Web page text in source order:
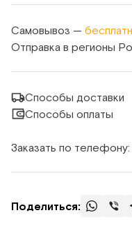
Самовывоз —
Отправка в регионы
Способы доставки
Способы оплаты
Заказать по телефону:
Поделиться: